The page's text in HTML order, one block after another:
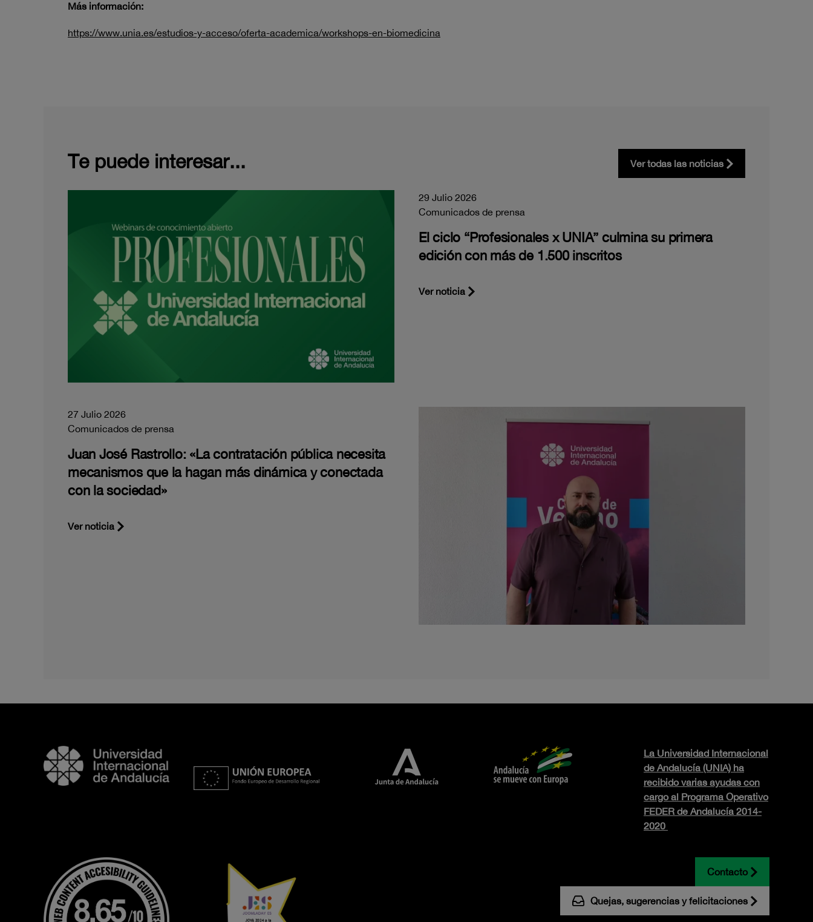
Más información:
https://www.unia.es/estudios-y-acceso/oferta-academica/workshops-en-biomedicina
Te puede interesar... Ver todas las noticias
29 Julio 2026
Comunicados de prensa
El ciclo “Profesionales x UNIA” culmina su primera
edición con más de 1.500 inscritos
Ver noticia
27 Julio 2026
Comunicados de prensa
Juan José Rastrollo: «La contratación pública necesita
mecanismos que la hagan más dinámica y conectada
con la sociedad»
Ver noticia
La Universidad Internacional
de Andalucía (UNIA) ha
recibido varias ayudas con
cargo al Programa Operativo
FEDER de Andalucía 2014-
2020
Contacto
Quejas, sugerencias y felicitaciones